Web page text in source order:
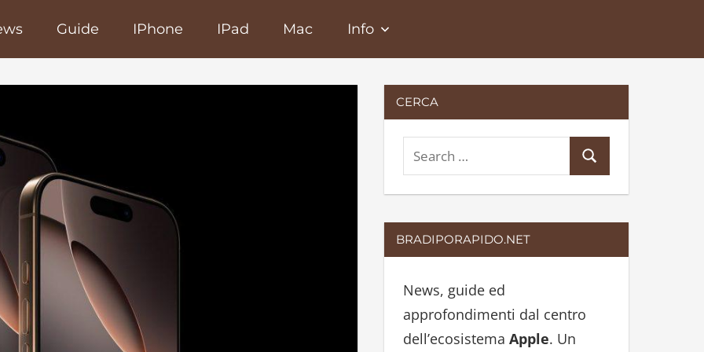
Guide IPhone IPad Mac Info
CERCA
e
a
r
c
f
o
r
e
c
BRADIPORAPIDO.NET
News, guide ed
approfondimenti dal centro
dell’ecosistema Apple. Un